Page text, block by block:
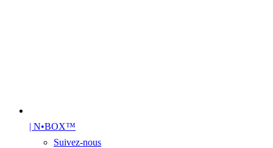
| N•BOX™
Suivez-nous